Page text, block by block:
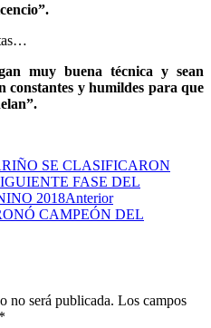
muy buena técnica y sean
constantes y humildes para que
SE CLASIFICARON
FASE DEL
2018Anterior
CAMPEÓN DEL
no será publicada. Los campos
*